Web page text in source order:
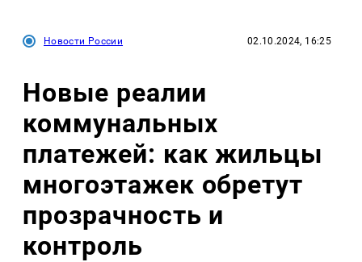
Новости России 02.10.2024, 16:25
Новые реалии
коммунальных
платежей: как жильцы
многоэтажек обретут
прозрачность и
контроль